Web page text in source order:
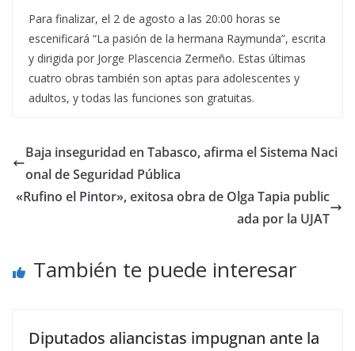
Para finalizar, el 2 de agosto a las 20:00 horas se
escenificará “La pasión de la hermana Raymunda”, escrita
y dirigida por Jorge Plascencia Zermeño. Estas últimas
cuatro obras también son aptas para adolescentes y
adultos, y todas las funciones son gratuitas.
Baja inseguridad en Tabasco, afirma el Sistema Naci
onal de Seguridad Pública
«Rufino el Pintor», exitosa obra de Olga Tapia public
ada por la UJAT
También te puede interesar
Diputados aliancistas impugnan ante la